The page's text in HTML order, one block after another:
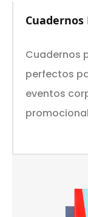
Cuadernos
Cuadernos
perfectos
eventos